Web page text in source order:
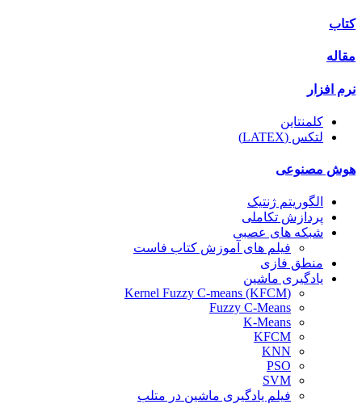
کتاب
مقاله
نرم افزار
کلمنتاین
لتکس (LATEX)
هوش مصنوعی
الگوریتم ژنتیک
پردازش تکاملی
شبکه های عصبی
فیلم های آموزش کتاب فاست
منطق فازی
یادگیری ماشین
(Kernel Fuzzy C-means (KFCM
Fuzzy C-Means
K-Means
KFCM
KNN
PSO
SVM
فیلم یادگیری ماشین در متلب